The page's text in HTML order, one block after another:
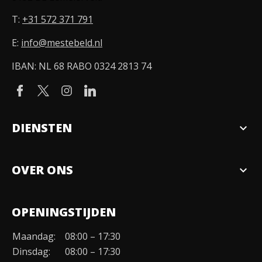
T: +31 572 371 791
E: info@mestebeld.nl
IBAN: NL 68 RABO 0324 2813 74
DIENSTEN expand_more
OVER ONS expand_more
Organisatie
Duurzaamheid
OPENINGSTIJDEN
Maandag:
08:00 – 17:30
Dinsdag:
08:00 – 17:30